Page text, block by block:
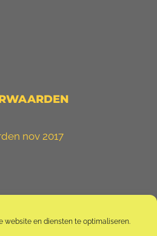
website en diensten te optimaliseren.
nov 2017